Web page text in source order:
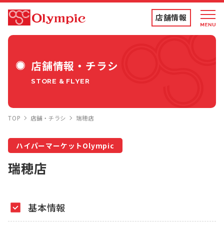
店舗情報
トコポン
コンテンツ
店舗情報・チラシ
STORE & FLYER
TOP 店舗・チラシ 瑞穂店
ハイパーマーケットOlympic
瑞穂店
基本情報